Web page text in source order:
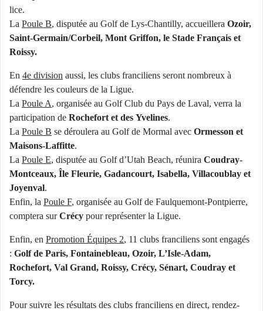
lice.
La Poule B, disputée au Golf de Lys-Chantilly, accueillera Ozoir,
Saint-Germain/Corbeil, Mont Griffon, le Stade Français et
Roissy.
En 4e division aussi, les clubs franciliens seront nombreux à
défendre les couleurs de la Ligue.
La Poule A, organisée au Golf Club du Pays de Laval, verra la
participation de Rochefort et des Yvelines.
La Poule B se déroulera au Golf de Mormal avec Ormesson et
Maisons-Laffitte.
La Poule E, disputée au Golf d’Utah Beach, réunira Coudray-
Montceaux, Île Fleurie, Gadancourt, Isabella, Villacoublay et
Joyenval.
Enfin, la Poule F, organisée au Golf de Faulquemont-Pontpierre,
comptera surCrécy pour représenter la Ligue.
Enfin, en Promotion Équipes 2, 11 clubs franciliens sont engagés
: Golf de Paris, Fontainebleau, Ozoir, L’Isle-Adam,
Rochefort, Val Grand, Roissy, Crécy, Sénart, Coudray et
Torcy.
Pour suivre les résultats des clubs franciliens en direct, rendez-